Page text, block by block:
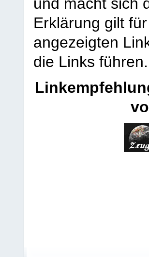
und macht sich
Erklärung gilt
angezeigten
die Links führen.